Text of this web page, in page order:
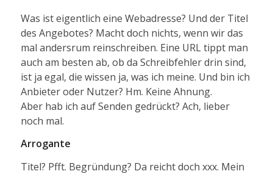
Was ist eigentlich eine Webadresse? Und der Titel
des Angebotes? Macht doch nichts, wenn wir das
mal andersrum reinschreiben. Eine URL tippt man
auch am besten ab, ob da Schreibfehler drin sind,
ist ja egal, die wissen ja, was ich meine. Und bin ich
Anbieter oder Nutzer? Hm. Keine Ahnung.
Aber hab ich auf Senden gedrückt? Ach, lieber
noch mal.
Arrogante
Titel? Pfft. Begründung? Da reicht doch xxx. Mein